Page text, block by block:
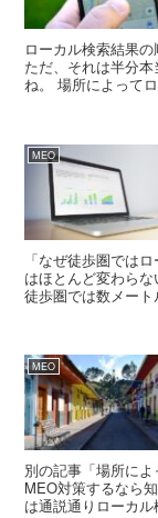
ローカル検索結果
ただ、それは半分
ね。 場所によってローカル検索の順位が変わるのは徒歩圏 新橋駅付
MEO
「なぜ徒歩圏では
はほとんど変わら
徒歩圏では数メー
MEO
別の記事「場所に
MEO対策するなら
は通説通りローカ